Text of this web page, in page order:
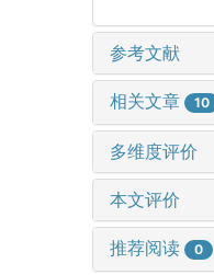
参考文献
相关文章 10
多维度评价
本文评价
推荐阅读 0